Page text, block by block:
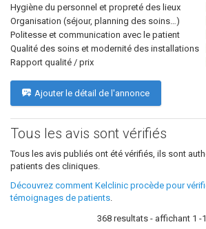
Hygiène du personnel et propreté des lieux
Organisation (séjour, planning des soins…)
Politesse et communication avec le patient
Qualité des soins et modernité des installations
Rapport qualité / prix
Ajouter le détail de l'annonce
Tous les avis sont vérifiés
Tous les avis publiés ont été vérifiés, ils sont
patients des cliniques.
Découvrez comment Kelclinic procède pour
témoignages de patients.
368 resultats - affichant 1 -